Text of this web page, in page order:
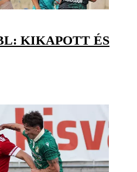
KIKAPOTT ÉS